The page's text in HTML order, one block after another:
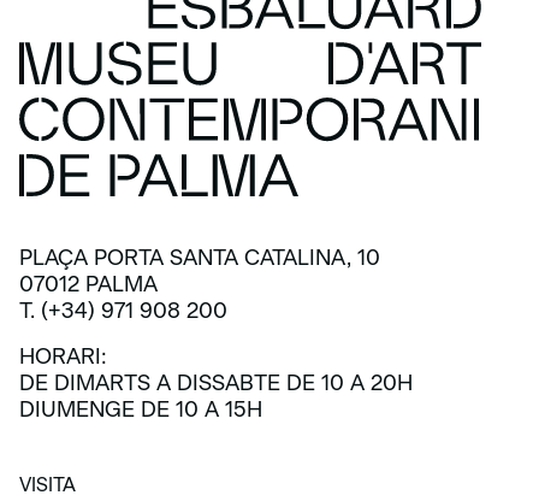
PLAÇA PORTA SANTA CATALINA, 10
07012 PALMA
T. (+34) 971 908 200
HORARI:
DE DIMARTS A DISSABTE DE 10 A 20H
DIUMENGE DE 10 A 15H
VISITA